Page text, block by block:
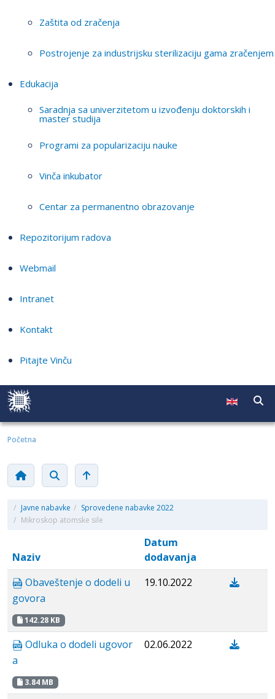
Zaštita od zračenja
Postrojenje za industrijsku sterilizaciju gama zračenjem
Edukacija
Saradnja sa univerzitetom u izvođenju doktorskih i
master studija
Programi za popularizaciju nauke
Vinča inkubator
Centar za permanentno obrazovanje
Repozitorijum radova
Webmail
Intranet
Kontakt
Pitajte Vinču
Početna
/ Javne nabavke / Sprovedene nabavke 2022
/ Mikroskop atomske sile
Naziv
Datum
dodavanja
Obaveštenje o dodeli u
govora
142.28 KB
19.10.2022
Odluka o dodeli ugovor
a
3.84 MB
02.06.2022